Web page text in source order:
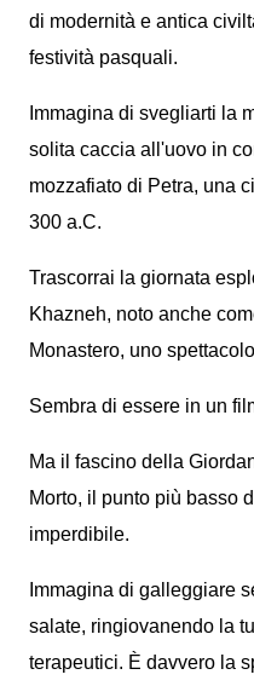
di modernità e antica
festività pasquali.
Immagina di svegliarti la
solita caccia all'uovo in
mozzafiato di Petra, una
300 a.C.
Trascorrai la giornata
Khazneh, noto anche
Monastero, uno
Sembra di essere in un
Ma il fascino della
Morto, il punto più basso
imperdibile.
Immagina di galleggiare
salate, ringiovanendo la
terapeutici. È davvero la